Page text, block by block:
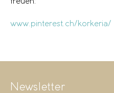
www.pinterest.ch/korkeria/
Newsletter